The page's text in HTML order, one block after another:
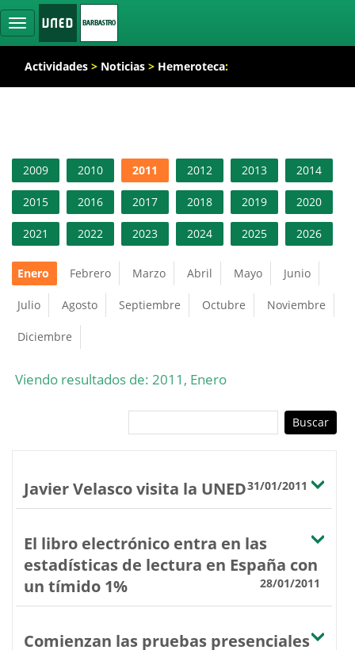
Ocultar
navegación
Actividades > Noticias > Hemeroteca:
2009 2010 2011 2012 2013 2014
2015 2016 2017 2018 2019 2020
2021 2022 2023 2024 2025 2026
Enero Febrero Marzo Abril Mayo Junio
Julio Agosto Septiembre Octubre Noviembre
Diciembre
Viendo resultados de: 2011, Enero
Javier Velasco visita la UNED31/01/2011
El libro electrónico entra en las
estadísticas de lectura en España con
un tímido 1%
28/01/2011
Comienzan las pruebas presenciales